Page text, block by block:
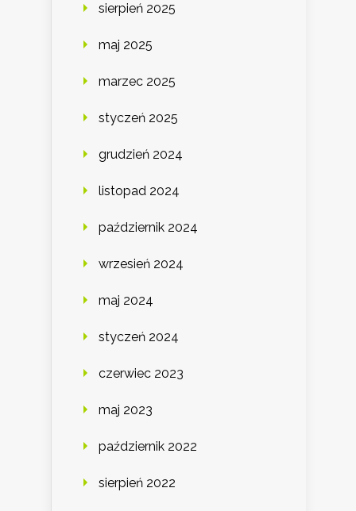
sierpień 2025
maj 2025
marzec 2025
styczeń 2025
grudzień 2024
listopad 2024
październik 2024
wrzesień 2024
maj 2024
styczeń 2024
czerwiec 2023
maj 2023
październik 2022
sierpień 2022